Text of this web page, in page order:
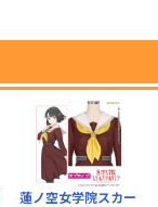
蓮ノ空女学院スカー